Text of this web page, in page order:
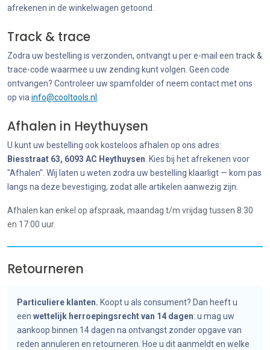
afrekenen in de winkelwagen getoond.
Track & trace
Zodra uw bestelling is verzonden, ontvangt u per e-mail een track &
trace-code waarmee u uw zending kunt volgen. Geen code
ontvangen? Controleer uw spamfolder of neem contact met ons
op via info@cooltools.nl
Afhalen in Heythuysen
U kunt uw bestelling ook kosteloos afhalen op ons adres:
Biesstraat 63, 6093 AC Heythuysen . Kies bij het afrekenen voor
"Afhalen". Wij laten u weten zodra uw bestelling klaarligt — kom pas
langs na deze bevestiging, zodat alle artikelen aanwezig zijn.
Afhalen kan enkel op afspraak, maandag t/m vrijdag tussen 8:30
en 17:00 uur.
Retourneren
Particuliere klanten. Koopt u als consument? Dan heeft u
een wettelijk herroepingsrecht van 14 dagen: u mag uw
aankoop binnen 14 dagen na ontvangst zonder opgave van
reden annuleren en retourneren. Hoe u dit aanmeldt en welke